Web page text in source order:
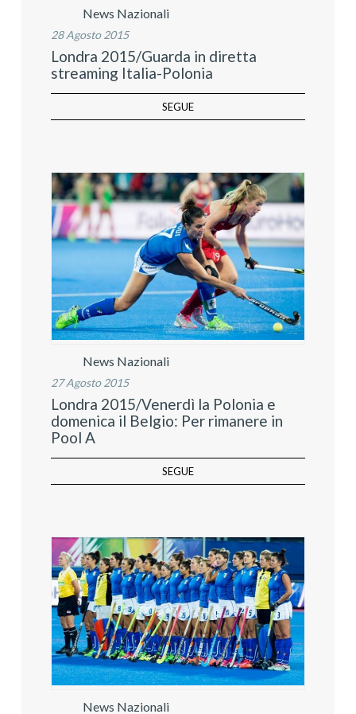
News Nazionali
28 Agosto 2015
Londra 2015/Guarda in diretta
streaming Italia-Polonia
SEGUE
News Nazionali
27 Agosto 2015
Londra 2015/Venerdì la Polonia e
domenica il Belgio: Per rimanere in
Pool A
SEGUE
News Nazionali